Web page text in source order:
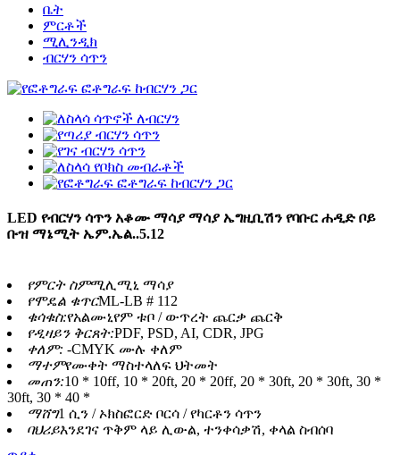
ቤት
ምርቶች
ሚሊንዲክ
ብርሃን ሳጥን
LED የብርሃን ሳጥን አቆሙ ማሳያ ማሳያ ኤግዚቢሽን የባቡር ሐዲድ ቦይ
ቡዝ ማኔሚት ኤም.ኤል..5.12
የምርት ስምሚሊሚኒ ማሳያ
የሞዴል ቁጥርML-LB # 112
ቁሳቁስ:የአልሙኒየም ቱቦ / ውጥረት ጨርቃ ጨርቅ
የዲዛይን ቅርጸት:PDF, PSD, AI, CDR, JPG
ቀለም: -CMYK ሙሉ ቀለም
ማተምየሙቀት ማስተላለፍ ህትመት
መጠን:10 * 10ff, 10 * 20ft, 20 * 20ff, 20 * 30ft, 20 * 30ft, 30 *
30ft, 30 * 40 *
ማሸግ1 ሲን / ኦክስፎርድ ቦርሳ / የካርቶን ሳጥን
ባህሪይእንደገና ጥቅም ላይ ሊውል, ተንቀሳቃሽ, ቀላል ስብሰባ